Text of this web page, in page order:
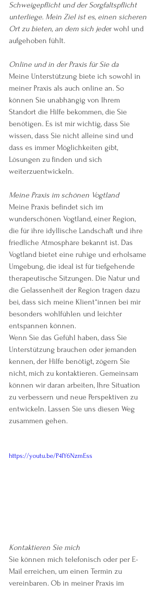
Schweigepflicht und der Sorgfaltspflicht
unterliege. Mein Ziel ist es, einen sicheren
Ort zu bieten, an dem sich jeder wohl und
aufgehoben fühlt.
Online und in der Praxis für Sie da
Meine Unterstützung biete ich sowohl in
meiner Praxis als auch online an. So
können Sie unabhängig von Ihrem
Standort die Hilfe bekommen, die Sie
benötigen. Es ist mir wichtig, dass Sie
wissen, dass Sie nicht alleine sind und
dass es immer Möglichkeiten gibt,
Lösungen zu finden und sich
weiterzuentwickeln.
Meine Praxis im schönen Vogtland
Meine Praxis befindet sich im
wunderschönen Vogtland, einer Region,
die für ihre idyllische Landschaft und ihre
friedliche Atmosphäre bekannt ist. Das
Vogtland bietet eine ruhige und erholsame
Umgebung, die ideal ist für tiefgehende
therapeutische Sitzungen. Die Natur und
die Gelassenheit der Region tragen dazu
bei, dass sich meine Klient*innen bei mir
besonders wohlfühlen und leichter
entspannen können.
Wenn Sie das Gefühl haben, dass Sie
Unterstützung brauchen oder jemanden
kennen, der Hilfe benötigt, zögern Sie
nicht, mich zu kontaktieren. Gemeinsam
können wir daran arbeiten, Ihre Situation
zu verbessern und neue Perspektiven zu
entwickeln. Lassen Sie uns diesen Weg
zusammen gehen.
https://youtu.be/P4IY6NzmEss
Kontaktieren Sie mich
Sie können mich telefonisch oder per E-
Mail erreichen, um einen Termin zu
vereinbaren. Ob in meiner Praxis im